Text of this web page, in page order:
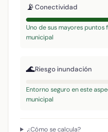
📡Conectividad
Uno de sus mayores
municipal
🌊Riesgo inundación
Entorno seguro en este
municipal
¿Cómo se calcula?